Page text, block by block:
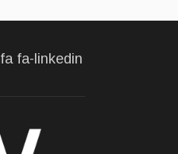
fa fa-linkedin